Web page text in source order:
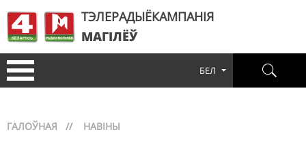
ТЭЛЕРАДЫЁКАМПАНІЯ
МАГІЛЁЎ
БЕЛ
ГАЛОЎНАЯ // НАВІНЫ